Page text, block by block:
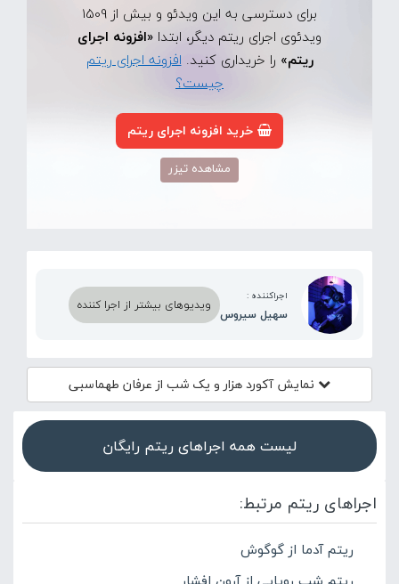
برای دسترسی به این ویدئو و بیش از 1509
ویدئوی اجرای ریتم دیگر، ابتدا «افزونه اجرای
ریتم» را خریداری کنید.افزونه اجرای ریتم
چیست؟
خرید افزونه اجرای ریتم
مشاهده تیزر
اجراکننده :
سهیل سیروس
ویدیوهای بیشتر از اجرا کننده
نمایش آکوردهزار و یک شب از عرفان طهماسبی
لیست همه اجراهای ریتم رایگان
اجراهای ریتم مرتبط:
ریتم آدما از گوگوش